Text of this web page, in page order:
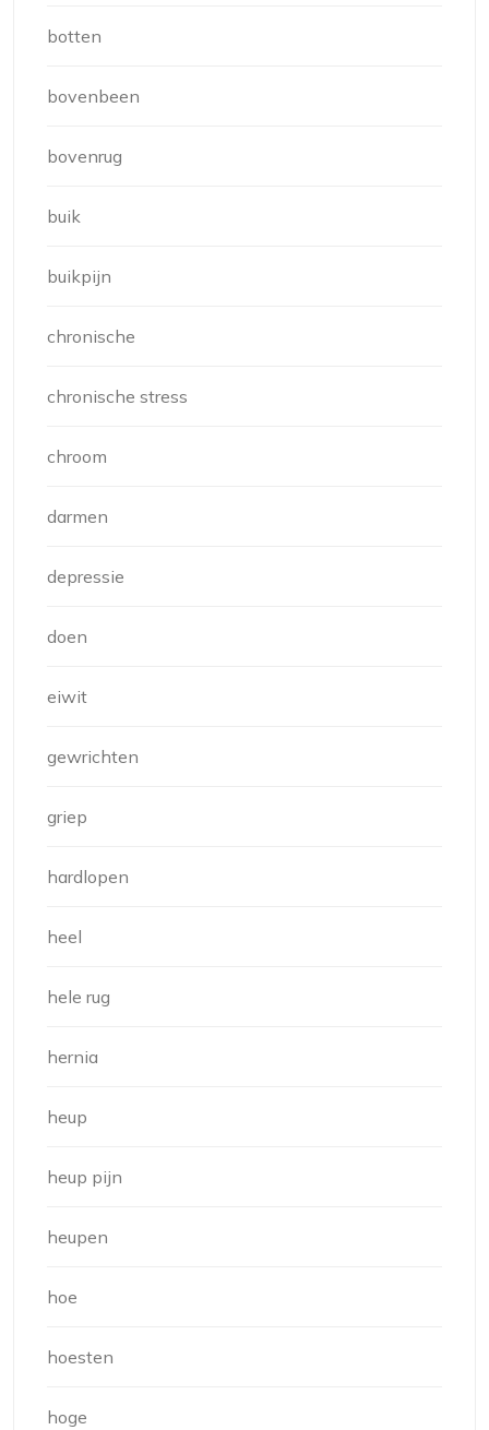
botten
bovenbeen
bovenrug
buik
buikpijn
chronische
chronische stress
chroom
darmen
depressie
doen
eiwit
gewrichten
griep
hardlopen
heel
hele rug
hernia
heup
heup pijn
heupen
hoe
hoesten
hoge